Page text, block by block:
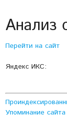
Анализ
Перейти на сайт
Яндекс ИКС:
Упоминание